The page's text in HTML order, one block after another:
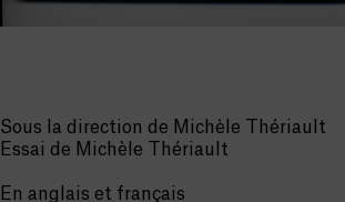
Sous la direction de Michèle Thériault
Essai de Michèle Thériault
En anglais et français